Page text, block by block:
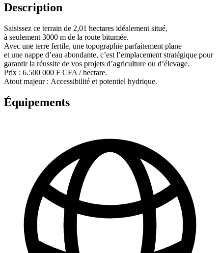
Description
Saisissez ce terrain de 2,01 hectares idéalement situé,
à seulement 3000 m de la route bitumée.
Avec une terre fertile, une topographie parfaitement plane
et une nappe d’eau abondante, c’est l’emplacement stratégique pour
garantir la réussite de vos projets d’agriculture ou d’élevage.
Prix : 6.500 000 F CFA / hectare.
Atout majeur : Accessibilité et potentiel hydrique.
Équipements